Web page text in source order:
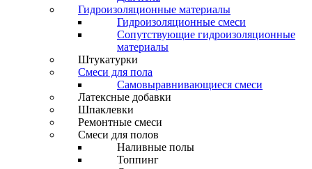
Гидроизоляционные материалы
Гидроизоляционные смеси
Сопутствующие гидроизоляционные
материалы
Штукатурки
Смеси для пола
Самовыравнивающиеся смеси
Латексные добавки
Шпаклевки
Ремонтные смеси
Смеси для полов
Наливные полы
Топпинг